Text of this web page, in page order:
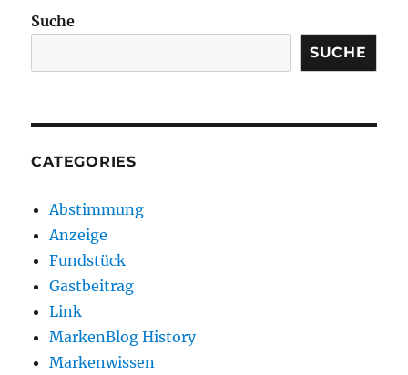
Suche
SUCHE
CATEGORIES
Abstimmung
Anzeige
Fundstück
Gastbeitrag
Link
MarkenBlog History
Markenwissen